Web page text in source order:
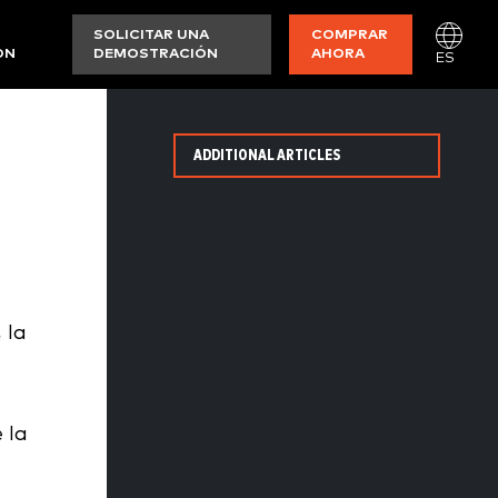
SOLICITAR UNA
DEMOSTRACIÓN
COMPRAR
AHORA
ES
la
la
ADDITIONAL ARTICLES